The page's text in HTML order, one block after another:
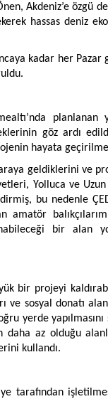
Akdeniz’e özgü
hassas deniz
kadar her
göz ardı
hayata
geldiklerini ve
Yolluca ve
bu nedenle
bir alan
bir projeyi
ve sosyal donatı
yerde
daha az olduğu
kullandı.
tarafından